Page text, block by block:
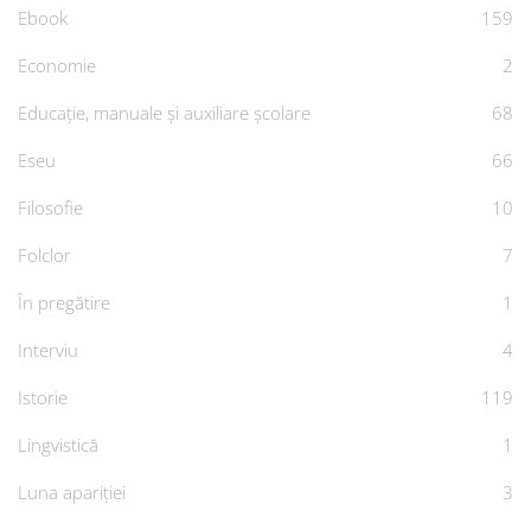
Ebook
159
Economie
2
Educație, manuale și auxiliare școlare
68
Eseu
66
Filosofie
10
Folclor
7
În pregătire
1
Interviu
4
Istorie
119
Lingvistică
1
Luna apariției
3